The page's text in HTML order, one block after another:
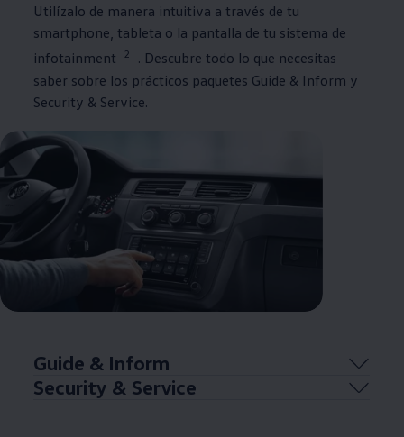
Utilízalo de manera intuitiva a través de tu
smartphone, tableta o la pantalla de tu sistema de
infotainment
2
. Descubre todo lo que necesitas
saber sobre los prácticos paquetes Guide & Inform y
Security & Service.
Guide & Inform
Security & Service